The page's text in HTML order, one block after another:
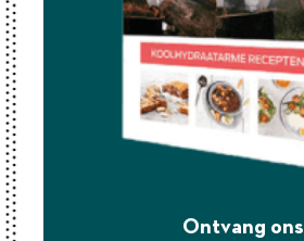
Ontvang ons